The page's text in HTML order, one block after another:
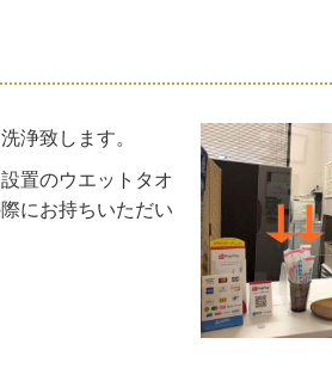
浄致します。
置のウエットタオ
にお持ちいただい